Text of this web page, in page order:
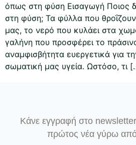
όπως στη φύση Εισαγωγή Ποιος
στη φύση; Τα φύλλα που
μας, το νερό που κυλάει στα
γαλήνη που προσφέρει το
αναμφισβήτητα ευεργετικά για
σωματική μας υγεία. Ωστόσο, τι
Κάνε εγγραφή στο newsletter
πρώτος νέα γύρω από